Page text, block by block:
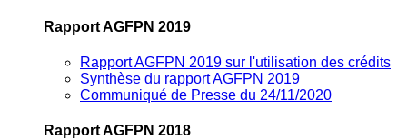
Rapport AGFPN 2019
Rapport AGFPN 2019 sur l'utilisation des crédits
Synthèse du rapport AGFPN 2019
Communiqué de Presse du 24/11/2020
Rapport AGFPN 2018